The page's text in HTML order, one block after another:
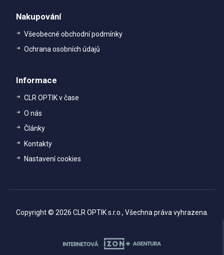
Nakupování
Všeobecné obchodní podmínky
Ochrana osobních údajů
Informace
CLR OPTIK v čase
O nás
Články
Kontakty
Nastavení cookies
Copyright © 2026 CLR OPTIK s.r.o., Všechna práva vyhrazena.